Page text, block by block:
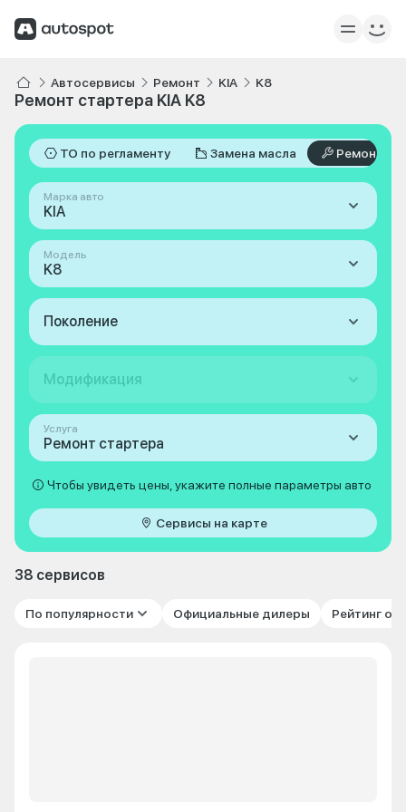
Автосервисы Ремонт KIA K8
Ремонт стартера KIA K8
ТО по регламенту Замена масла Ремонт
Марка авто
KIA
Модель
K8
Поколение
Модификация
Услуга
Ремонт стартера
Чтобы увидеть цены, укажите полные параметры авто
Сервисы на карте
38 сервисов
По популярности Официальные дилеры Рейтинг